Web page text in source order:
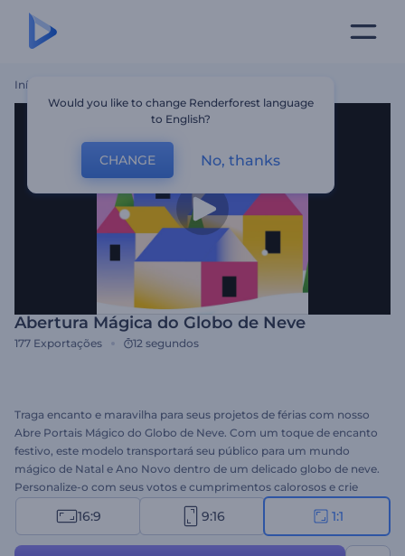
Início
Abertura Mágica do Globo de Neve
177 Exportações 12 segundos
Traga encanto e maravilha para seus projetos de férias com nosso
Abre Portais Mágico do Globo de Neve. Com um toque de encanto
festivo, este modelo transportará seu público para um mundo
mágico de Natal e Ano Novo dentro de um delicado globo de neve.
Personalize-o com seus votos e cumprimentos calorosos e crie
uma mensagem de vídeo festiva que entregue a magia da
temporada ao seu público. Ideal para criar introduções calorosas e
16:9 9:16 1:1
Would you like to change Renderforest language
to English?
CHANGE No, thanks